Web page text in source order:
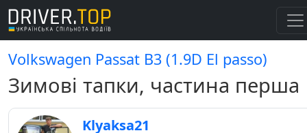
Volkswagen Passat B3 (1.9D El passo)
Зимові тапки, частина перша
Klyaksa21